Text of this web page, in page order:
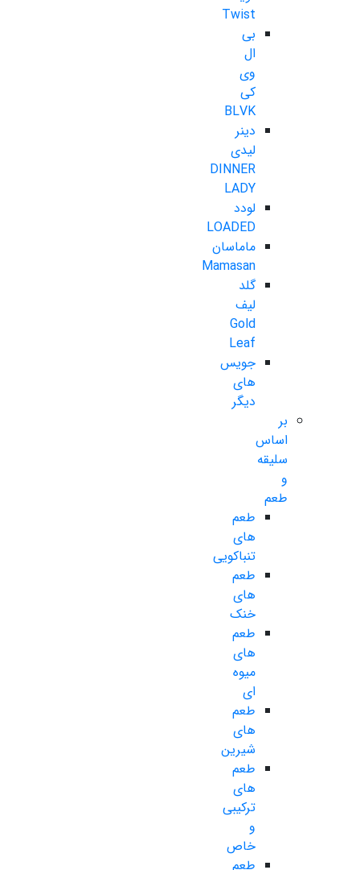
Twist
بی
ال
وی
کی
BLVK
دینر
لیدی
DINNER
LADY
لودد
LOADED
ماماسان
Mamasan
گلد
لیف
Gold
Leaf
جویس
های
دیگر
بر
اساس
سلیقه
و
طعم
طعم
های
تنباکویی
طعم
های
خنک
طعم
های
میوه
ای
طعم
های
شیرین
طعم
های
ترکیبی
و
خاص
طعم